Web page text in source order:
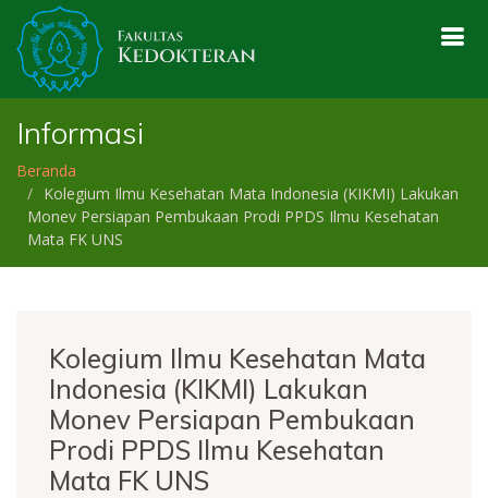
Informasi
Beranda
Kolegium Ilmu Kesehatan Mata Indonesia (KIKMI) Lakukan
Monev Persiapan Pembukaan Prodi PPDS Ilmu Kesehatan
Mata FK UNS
Kolegium Ilmu Kesehatan Mata
Indonesia (KIKMI) Lakukan
Monev Persiapan Pembukaan
Prodi PPDS Ilmu Kesehatan
Mata FK UNS